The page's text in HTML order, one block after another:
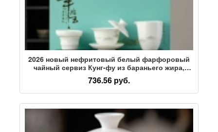
2026 новый нефритовый белый фарфоровый
чайный сервиз Кунг-фу из бараньего жира,
подарочная коробка, керамический набор для
отправки старейшинам подарков ручной
работы высокого класса
736.56 руб.